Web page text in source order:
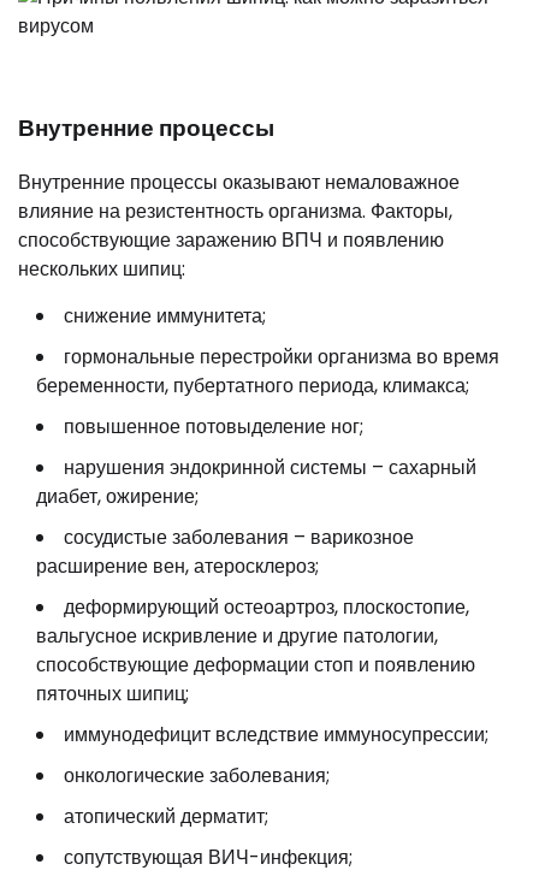
Внутренние процессы
Внутренние процессы оказывают немаловажное
влияние на резистентность организма. Факторы,
способствующие заражению ВПЧ и появлению
нескольких шипиц:
снижение иммунитета;
гормональные перестройки организма во время
беременности, пубертатного периода, климакса;
повышенное потовыделение ног;
нарушения эндокринной системы – сахарный
диабет, ожирение;
сосудистые заболевания – варикозное
расширение вен, атеросклероз;
деформирующий остеоартроз, плоскостопие,
вальгусное искривление и другие патологии,
способствующие деформации стоп и появлению
пяточных шипиц;
иммунодефицит вследствие иммуносупрессии;
онкологические заболевания;
атопический дерматит;
сопутствующая ВИЧ-инфекция;